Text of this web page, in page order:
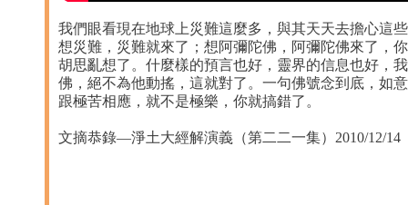
我們眼看現在地球上災難這麼多，與其天天去擔心這
想災難，災難就來了；想阿彌陀佛，阿彌陀佛來了，
胡思亂想了。什麼樣的預言也好，靈界的信息也好，
佛，絕不為他動搖，這就對了。一句佛號念到底，如
跟極苦相應，就不是極樂，你就搞錯了。
文摘恭錄—淨土大經解演義（第二二一集）2010/12/